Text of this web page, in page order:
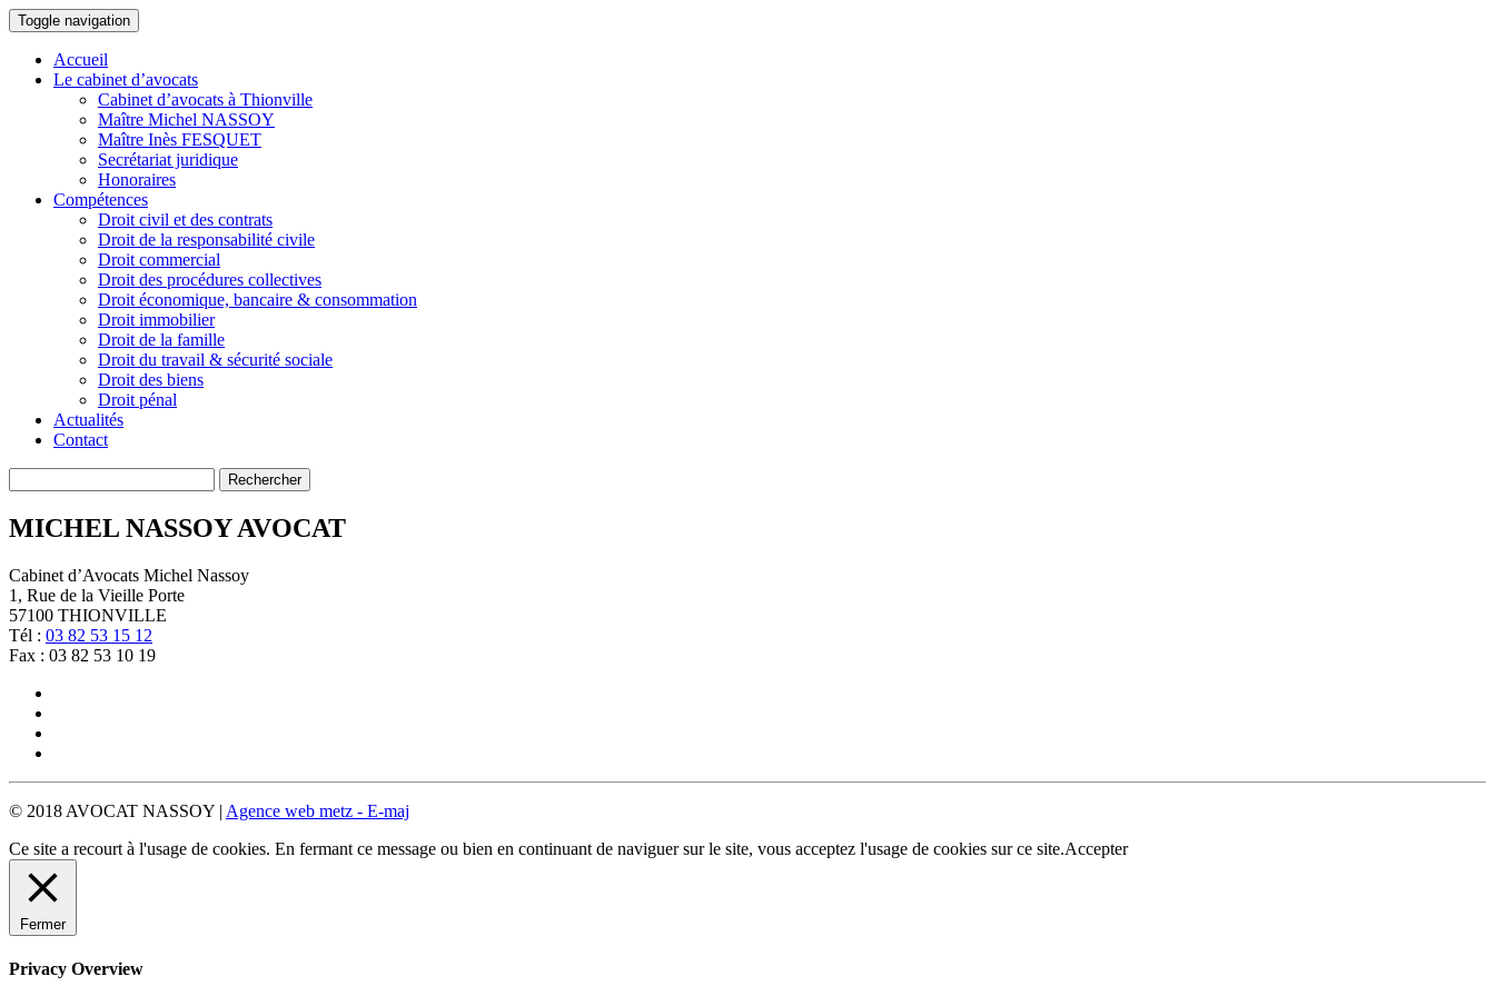
Toggle navigation
Accueil
Le cabinet d’avocats
Cabinet d’avocats à Thionville
Maître Michel NASSOY
Maître Inès FESQUET
Secrétariat juridique
Honoraires
Compétences
Droit civil et des contrats
Droit de la responsabilité civile
Droit commercial
Droit des procédures collectives
Droit économique, bancaire & consommation
Droit immobilier
Droit de la famille
Droit du travail & sécurité sociale
Droit des biens
Droit pénal
Actualités
Contact
MICHEL NASSOY AVOCAT
Cabinet d’Avocats Michel Nassoy
1, Rue de la Vieille Porte
57100 THIONVILLE
Tél : 03 82 53 15 12
Fax : 03 82 53 10 19
© 2018 AVOCAT NASSOY | Agence web metz - E-maj
Ce site a recourt à l'usage de cookies. En fermant ce message ou bien en continuant de naviguer sur le site, vous acceptez l'usage de cookies sur ce site.Accepter
Fermer
Privacy Overview